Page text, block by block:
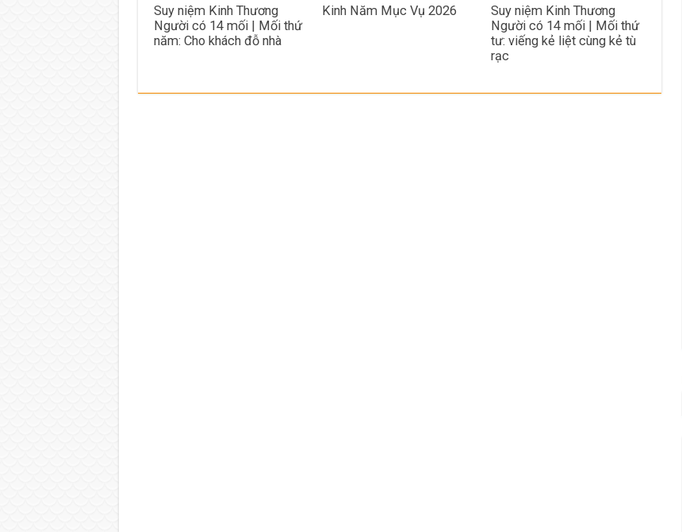
Suy niệm Kinh Thương
Người có 14 mối | Mối thứ
năm: Cho khách đỗ nhà
Kinh Năm Mục Vụ 2026
Suy niệm Kinh Thương
Người có 14 mối | Mối thứ
tư: viếng kẻ liệt cùng kẻ tù
rạc